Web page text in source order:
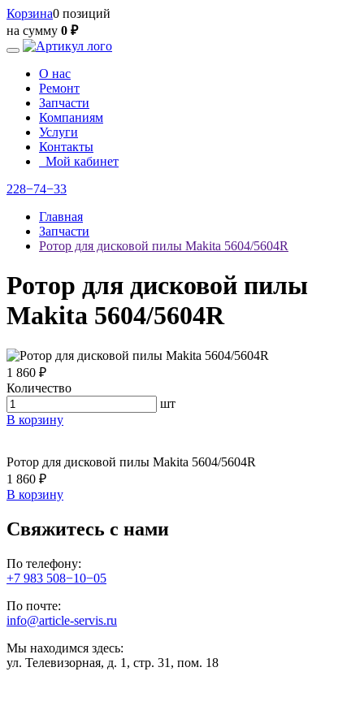
Корзина0 позиций
на сумму 0 ₽
О нас
Ремонт
Запчасти
Компаниям
Услуги
Контакты
Мой кабинет
228−74−33
Главная
Запчасти
Ротор для дисковой пилы Makita 5604/5604R
Ротор для дисковой пилы
Makita 5604/5604R
1 860 ₽
Количество
шт
В корзину
Ротор для дисковой пилы Makita 5604/5604R
1 860 ₽
В корзину
Свяжитесь с нами
По телефону:
+7 983 508−10−05
По почте:
info@article-servis.ru
Мы находимся здесь:
ул. Телевизорная, д. 1, стр. 31, пом. 18